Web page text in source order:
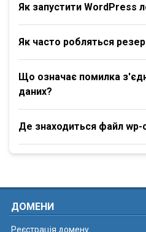
Як запустити WordPress
Як часто робляться
Що означає помилка
даних?
Де знаходиться файл wp-
ДОМЕНИ
Реєстрація домену